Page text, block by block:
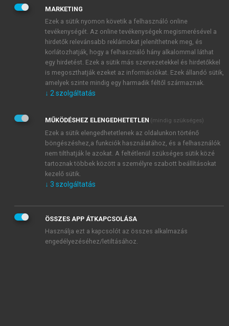
JELSZÓ
JELSZÓ ÚJRA
Kérek értesítést a MeRSZ újdonságairól, akcióiról.
Kérek értesítést az Akadémiai Kiadó Zrt. újdonságairól,
Adatkezelési tájékoztatóbanfoglaltakat tudomásul
veszem és elfogadom.
Általános vásárlási feltételeket, valamint a szotar.netés a
mersz.huoldalak licencszerződéseiben foglaltakat
tudomásul veszem és elfogadom.
KIPRÓBÁLOM
MARKETING
Ezek a sütik nyomon követik a felhasználó online
tevékenységét. Az online tevékenységek megismerésével a
hirdetők relevánsabb reklámokat jeleníthetnek meg, és
korlátozhatják, hogy a felhasználó hány alkalommal láthat
egy hirdetést. Ezek a sütik más szervezetekkel és hirdetőkkel
is megoszthatják ezeket az információkat. Ezek állandó sütik,
amelyek szinte mindig egy harmadik féltől származnak.
↓ 2 szolgáltatás
MŰKÖDÉSHEZ ELENGEDHETETLEN (mindig szükséges)
Ezek a sütik elengedhetetlenek az oldalunkon történő
böngészéshez,a funkciók használatához, és a felhasználók
nem tilthatják le azokat. A feltétlenül szükséges sütik közé
tartoznak többek között a személyre szabott beállításokat
kezelő sütik.
↓ 3 szolgáltatás
ÖSSZES APP ÁTKAPCSOLÁSA
Használja ezt a kapcsolót az összes alkalmazás
engedélyezéséhez/letiltásához.